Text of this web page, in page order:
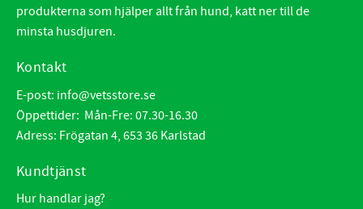
produkterna som hjälper allt från hund, katt ner till de
minsta husdjuren.
Kontakt
E-post: info@vetsstore.se
Öppettider: Mån-Fre: 07.30-16.30
Adress: Frögatan 4, 653 36 Karlstad
Kundtjänst
Hur handlar jag?